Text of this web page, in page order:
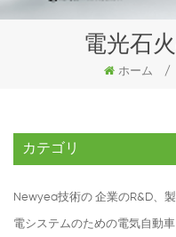
電光石
ホーム /
カテゴリ
Newyea技術の 企業のR&D、
電システムのための電気自動